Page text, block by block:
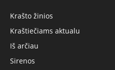
Krašto žinios
Kraštiečiams aktualu
Iš arčiau
Sirenos